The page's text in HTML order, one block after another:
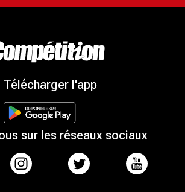
Télécharger l'app
sur les réseaux sociaux